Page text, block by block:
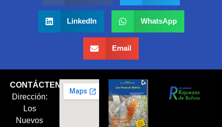
LinkedIn WhatsApp
Email
CONTÁCTENOS
Dirección:
Los
Nuevos